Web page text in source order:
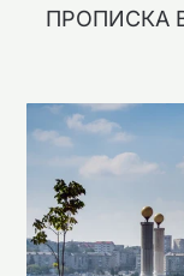
ПРОПИСКА